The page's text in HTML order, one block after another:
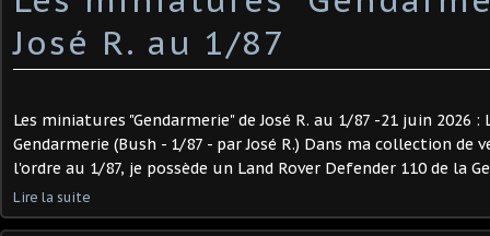
José R. au 1/87
Les miniatures "Gendarmerie" de José R. au 1/87 -21 juin 2026 :
Gendarmerie (Bush - 1/87 - par José R.) Dans ma collection de
l'ordre au 1/87, je possède un Land Rover Defender 110 de la
Lire la suite